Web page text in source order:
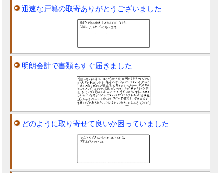
迅速な戸籍の取寄ありがとうございました
明朗会計で書類もすぐ届きました
どのように取り寄せて良いか困っていました